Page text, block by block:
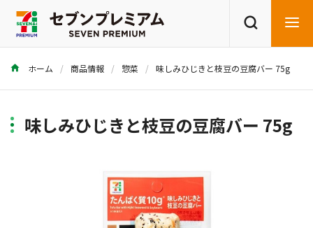
商品を探す レシピを探す
ホーム 商品情報 惣菜 味しみひじきと枝豆の豆腐バー 75g
味しみひじきと枝豆の豆腐バー 75g